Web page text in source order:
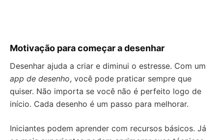
Motivação para começar a desenhar
Desenhar ajuda a criar e diminui o estresse. Com um
app de desenho, você pode praticar sempre que
quiser. Não importa se você não é perfeito logo de
início. Cada desenho é um passo para melhorar.
Iniciantes podem aprender com recursos básicos. Já